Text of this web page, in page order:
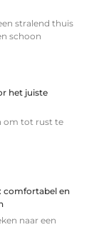
stralend thuis
schoon
het juiste
om tot rust te
comfortabel en
naar een